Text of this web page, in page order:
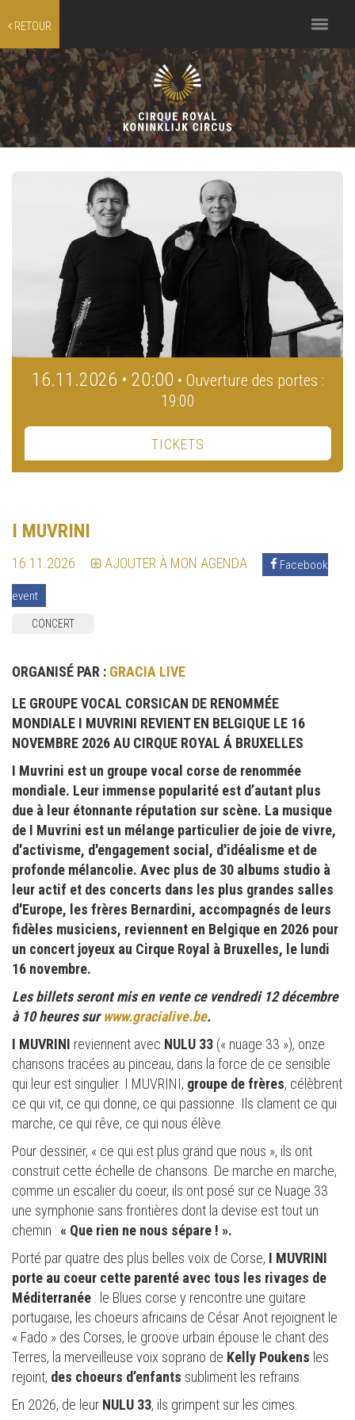
RETOUR
Toggle
navigation
16.11.2026 • 20:00 • Ouverture des portes :
19:00
TICKETS
I MUVRINI
16.11.2026 AJOUTER À MON AGENDA Facebook
event
CONCERT
ORGANISÉ PAR : GRACIA LIVE
LE GROUPE VOCAL CORSICAN DE RENOMMÉE
MONDIALE I MUVRINI REVIENT EN BELGIQUE LE 16
NOVEMBRE 2026 AU CIRQUE ROYAL Á BRUXELLES
I Muvrini est un groupe vocal corse de renommée
mondiale. Leur immense popularité est d’autant plus
due à leur étonnante réputation sur scène. La musique
de I Muvrini est un mélange particulier de joie de vivre,
d'activisme, d'engagement social, d'idéalisme et de
profonde mélancolie. Avec plus de 30 albums studio à
leur actif et des concerts dans les plus grandes salles
d'Europe, les frères Bernardini, accompagnés de leurs
fidèles musiciens, reviennent en Belgique en 2026 pour
un concert joyeux au Cirque Royal à Bruxelles, le lundi
16 novembre.
Les billets seront mis en vente ce vendredi 12 décembre
à 10 heures surwww.gracialive.be.
I MUVRINI reviennent avec NULU 33 (« nuage 33 »), onze
chansons tracées au pinceau, dans la force de ce sensible
qui leur est singulier. I MUVRINI, groupe de frères, célèbrent
ce qui vit, ce qui donne, ce qui passionne. Ils clament ce qui
marche, ce qui rêve, ce qui nous élève.
Pour dessiner, « ce qui est plus grand que nous », ils ont
construit cette échelle de chansons. De marche en marche,
comme un escalier du coeur, ils ont posé sur ce Nuage 33
une symphonie sans frontières dont la devise est tout un
chemin : « Que rien ne nous sépare ! ».
Porté par quatre des plus belles voix de Corse, I MUVRINI
porte au coeur cette parenté avec tous les rivages de
Méditerranée : le Blues corse y rencontre une guitare
portugaise, les choeurs africains de César Anot rejoignent le
« Fado » des Corses, le groove urbain épouse le chant des
Terres, la merveilleuse voix soprano de Kelly Poukens les
rejoint, des choeurs d’enfants subliment les refrains.
En 2026, de leur NULU 33, ils grimpent sur les cimes.